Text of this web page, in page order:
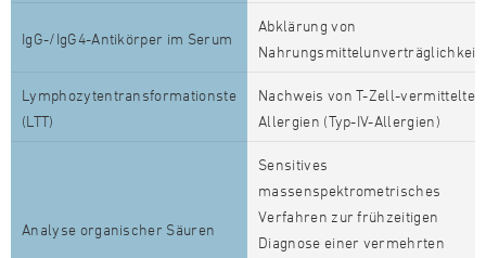
IgG-/IgG4-Antikörper im Serum
Abklärung von
Lymphozytentransformationste
(LTT)
Nachweis von T-Zell-vermittelten
Allergien (Typ-IV-Allergien)
Analyse organischer Säuren
Sensitives
massenspektrometrisches
Verfahren zur frühzeitigen
Diagnose einer vermehrten